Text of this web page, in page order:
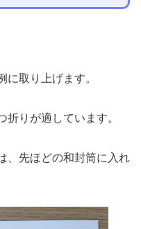
に取り上げます。
折りが適しています。
、先ほどの和封筒に入れ